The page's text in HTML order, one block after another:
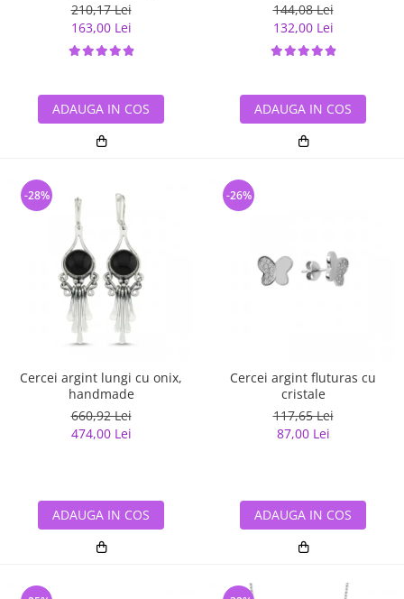
210,17 Lei
163,00 Lei
ADAUGA IN COS
144,08 Lei
132,00 Lei
ADAUGA IN COS
Cercei argint lungi cu onix,
handmade
660,92 Lei
474,00 Lei
-28%
ADAUGA IN COS
Cercei argint fluturas cu
cristale
117,65 Lei
87,00 Lei
-26%
ADAUGA IN COS